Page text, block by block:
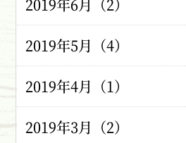
2019年6月（2）
2019年5月（4）
2019年4月（1）
2019年3月（2）